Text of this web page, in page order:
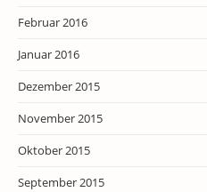
Februar 2016
Januar 2016
Dezember 2015
November 2015
Oktober 2015
September 2015